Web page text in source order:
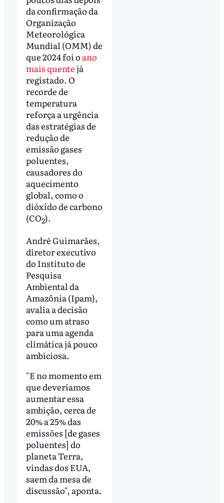
da confirmação da
Organização
Meteorológica
Mundial (OMM) de
que 2024 foi o ano
mais quentejá
registado. O
recorde de
temperatura
reforça a urgência
das estratégias de
redução de
emissão gases
poluentes,
causadores do
aquecimento
global, como o
dióxido de carbono
(CO2).
André Guimarães,
diretor executivo
do Instituto de
Pesquisa
Ambiental da
Amazônia (Ipam),
avalia a decisão
como um atraso
para uma agenda
climática já pouco
ambiciosa.
"E no momento em
que deveríamos
aumentar essa
ambição, cerca de
20% a 25% das
emissões [de gases
poluentes] do
planeta Terra,
vindas dos EUA,
saem da mesa de
discussão", aponta.